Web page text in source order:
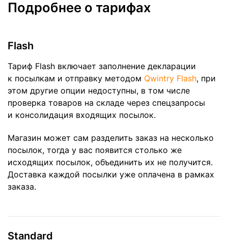
Подробнее о тарифах
Flash
Тариф Flash включает заполнение декларации
к посылкам и отправку методом Qwintry Flash, при
этом другие опции недоступны, в том числе
проверка товаров на складе через спецзапросы
и консолидация входящих посылок.
Магазин может сам разделить заказ на несколько
посылок, тогда у вас появится столько же
исходящих посылок, объединить их не получится.
Доставка каждой посылки уже оплачена в рамках
заказа.
Standard